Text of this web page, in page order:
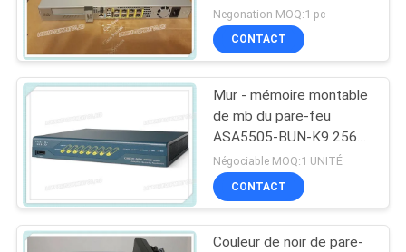
asa de paquet de
l'édition ASA5525/K9
5500
Negonation MOQ:1 pc
CONTACT
Mur - mémoire montable
de mb du pare-feu
ASA5505-BUN-K9 256
de Cisco asa
Négociable MOQ:1 UNITÉ
CONTACT
Couleur de noir de pare-